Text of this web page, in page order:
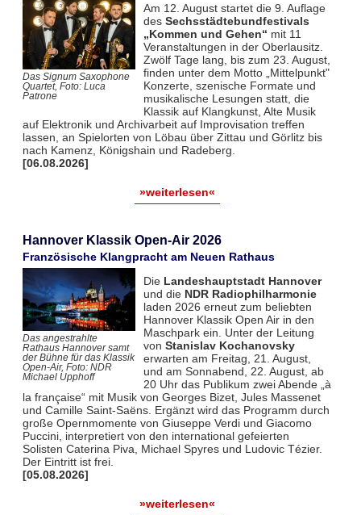
Das Signum Saxophone
Quartet, Foto: Luca
Patrone
Am 12. August startet die 9. Auflage
des Sechsstädtebundfestivals
„Kommen und Gehen“ mit 11
Veranstaltungen in der Oberlausitz.
Zwölf Tage lang, bis zum 23. August,
finden unter dem Motto „Mittelpunkt"
Konzerte, szenische Formate und
musikalische Lesungen statt, die
Klassik auf Klangkunst, Alte Musik
auf Elektronik und Archivarbeit auf Improvisation treffen
lassen, an Spielorten von Löbau über Zittau und Görlitz bis
nach Kamenz, Königshain und Radeberg.
[06.08.2026]
»weiterlesen«
Hannover Klassik Open-Air 2026
Französische Klangpracht am Neuen Rathaus
Das angestrahlte
Rathaus Hannover samt
der Bühne für das Klassik
Open-Air, Foto: NDR
Michael Upphoff
Die Landeshauptstadt Hannover
und die NDR Radiophilharmonie
laden 2026 erneut zum beliebten
Hannover Klassik Open Air in den
Maschpark ein. Unter der Leitung
von Stanislav Kochanovsky
erwarten am Freitag, 21. August,
und am Sonnabend, 22. August, ab
20 Uhr das Publikum zwei Abende „à
la française“ mit Musik von Georges Bizet, Jules Massenet
und Camille Saint-Saëns. Ergänzt wird das Programm durch
große Opernmomente von Giuseppe Verdi und Giacomo
Puccini, interpretiert von den international gefeierten
Solisten Caterina Piva, Michael Spyres und Ludovic Tézier.
Der Eintritt ist frei.
[05.08.2026]
»weiterlesen«